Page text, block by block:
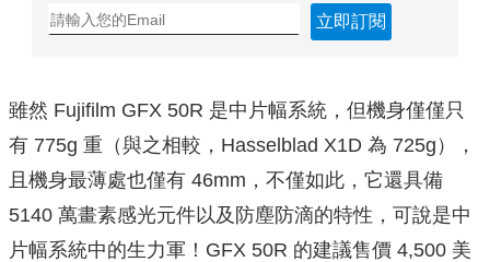
立即訂閱
雖然 Fujifilm GFX 50R 是中片幅系統，但機身僅僅只
有 775g 重（與之相較，Hasselblad X1D 為 725g），
且機身最薄處也僅有 46mm，不僅如此，它還具備
5140 萬畫素感光元件以及防塵防滴的特性，可說是中
片幅系統中的生力軍！GFX 50R 的建議售價 4,500 美